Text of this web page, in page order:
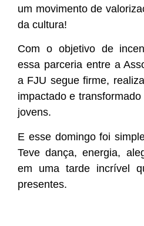
um movimento de
da cultura!
Com o objetivo de
essa parceria entre a
a FJU segue firme,
impactado e
jovens.
E esse domingo foi
Teve dança, energia,
em uma tarde incrível
presentes.